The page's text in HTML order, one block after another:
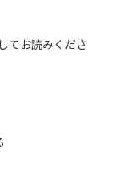
てお読みくださ